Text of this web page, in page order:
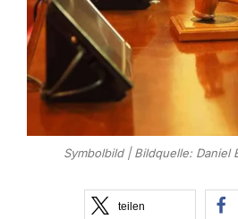
Symbolbild | Bildquelle: Daniel
teilen